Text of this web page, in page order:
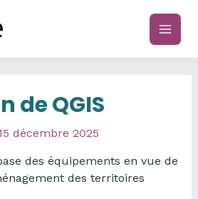
main
de QGIS
décembre 2025
des équipements en vue de
des territoires